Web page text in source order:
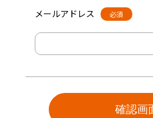
メールアドレス 必須